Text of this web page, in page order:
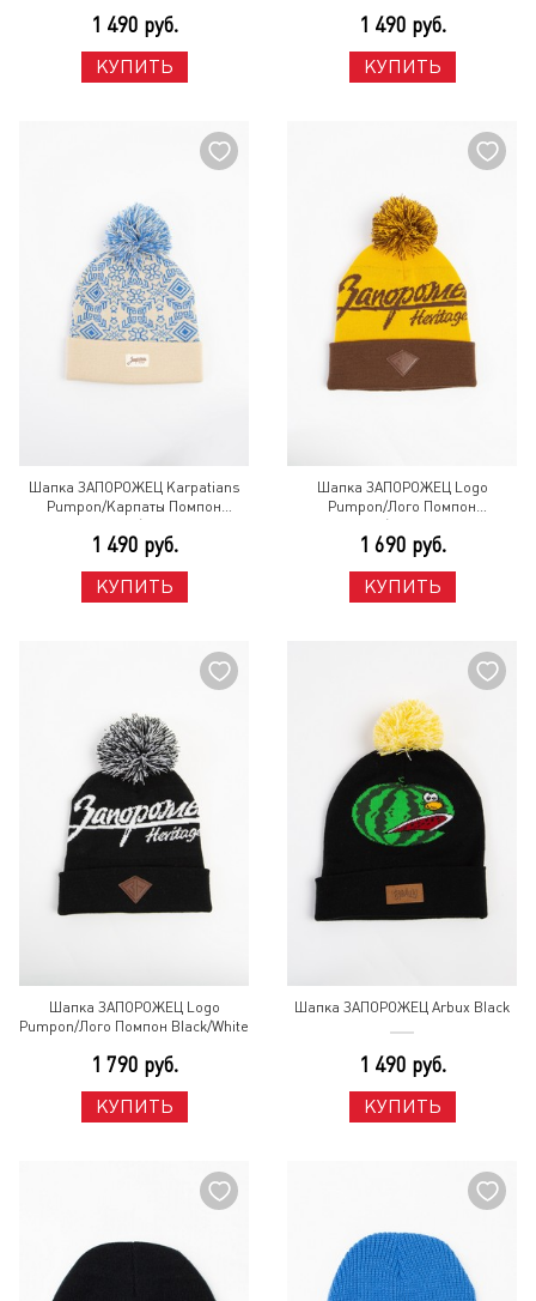
1 490 руб.
КУПИТЬ
1 490 руб.
КУПИТЬ
Шапка ЗАПОРОЖЕЦ Karpatians
Pumpon/Карпаты Помпон
1 490 руб.
КУПИТЬ
Шапка ЗАПОРОЖЕЦ Logo
Pumpon/Лого Помпон
1 690 руб.
КУПИТЬ
Шапка ЗАПОРОЖЕЦ Logo
Pumpon/Лого Помпон Black/White
1 790 руб.
КУПИТЬ
Шапка ЗАПОРОЖЕЦ Arbux Black
1 490 руб.
КУПИТЬ